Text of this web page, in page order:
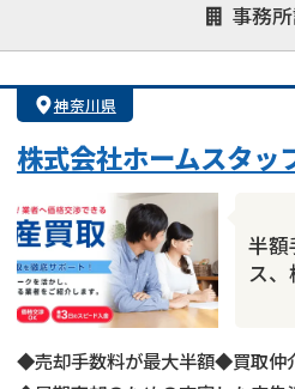
事務
1億円以上の
神奈川県
株式会社ホームスタッ
半額
ス
◆売却手数料が最大半額◆買取仲